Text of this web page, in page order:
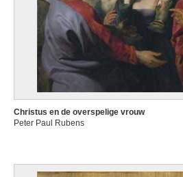
Christus en de overspelige vrouw
Peter Paul Rubens